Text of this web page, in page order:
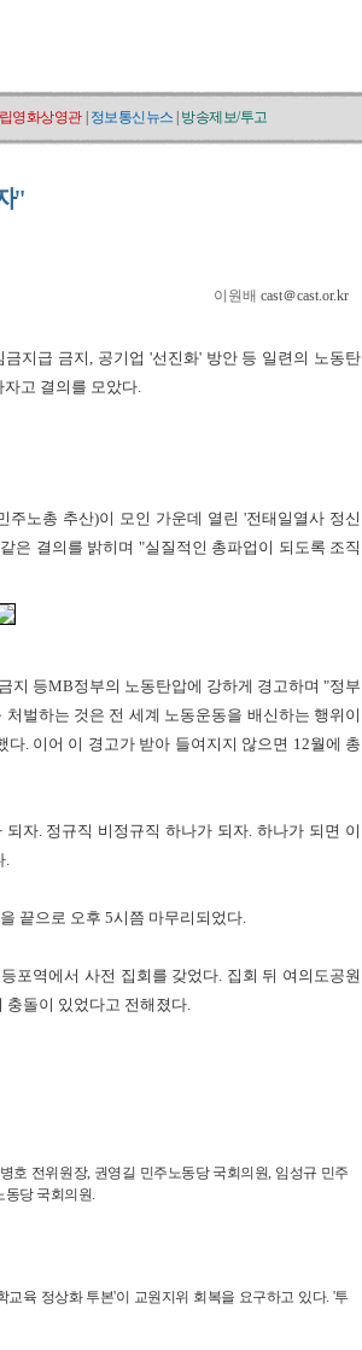
영화상영관 정보통신뉴스 방송제보/투고
"
이원배 cast＠cast.or.kr
지급 금지, 공기업 '선진화' 방안 등 일련의 노동탄
고 결의를 모았다.
노총 추산)이 모인 가운데 열린 '전태일열사 정신
은 결의를 밝히며 "실질적인 총파업이 되도록 조직
지 등MB정부의 노동탄압에 강하게 경고하며 "정부
벌하는 것은 전 세계 노동운동을 배신하는 행위이
. 이어 이 경고가 받아 들여지지 않으면 12월에 총
자. 정규직 비정규직 하나가 되자. 하나가 되면 이
.
끝으로 오후 5시쯤 마무리되었다.
포역에서 사전 집회를 갖었다. 집회 뒤 여의도공원
충돌이 있었다고 전해졌다.
호 전위원장, 권영길 민주노동당 국회의원, 임성규 민주
동당 국회의원.
육 정상화 투본'이 교원지위 회복을 요구하고 있다. '투